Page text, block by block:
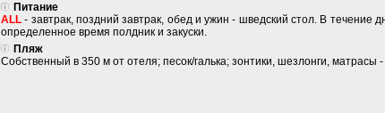
Питание
ALL - завтрак, поздний завтрак, обед и ужин - шведский стол. В течение
определенное время полдник и закуски.
Пляж
Собственный в 350 м от отеля; песок/галька; зонтики, шезлонги,